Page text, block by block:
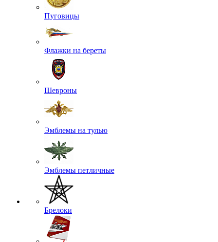
Пуговицы
Флажки на береты
Шевроны
Эмблемы на тулью
Эмблемы петличные
Брелоки